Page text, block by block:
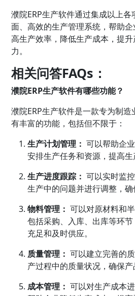
濮院ERP生产软件通过集成以上
面、高效的生产管理系统，帮助
高生产效率，降低生产成本，提
力。
相关问答FAQs：
濮院ERP生产软件有哪些功能？
濮院ERP生产软件是一款专为制
有丰富的功能，包括但不限于：
生产计划管理： 可以帮助企
安排生产任务和资源，提高生
生产进度跟踪： 可以实时监
生产中的问题并进行调整，确
物料管理： 可以对原材料和
包括采购、入库、出库等环
充足和及时供应。
质量管理： 可以建立完善的
产过程中的质量状况，确保产
成本管理： 可以对生产成本